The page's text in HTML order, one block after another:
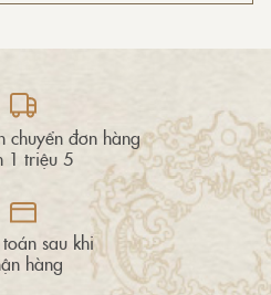
chuyển đơn hàng
1 triệu 5
sau khi
hàng